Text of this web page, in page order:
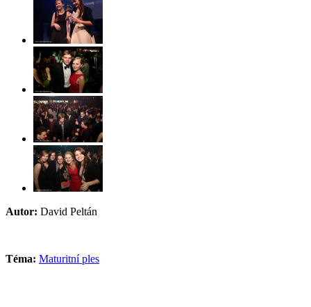
Autor: David Peltán
Téma: Maturitní ples